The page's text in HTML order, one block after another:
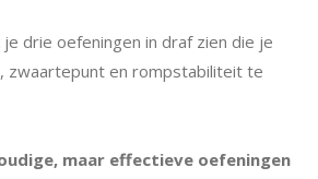
drie oefeningen in draf zien die je
zwaartepunt en rompstabiliteit te
maar effectieve oefeningen